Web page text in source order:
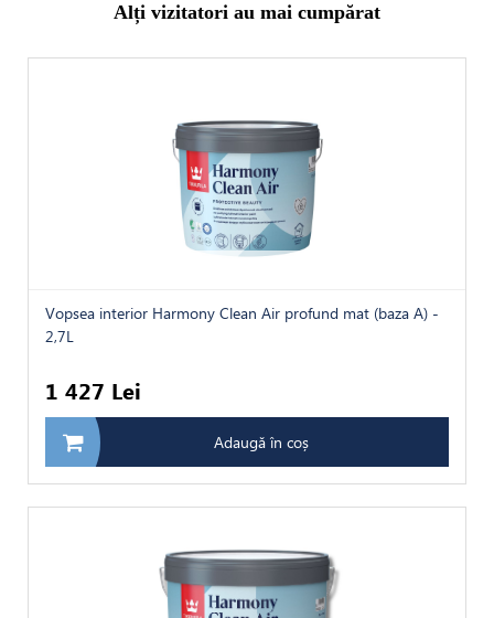
Alți vizitatori au mai cumpărat
Vopsea interior Harmony Clean Air profund mat (baza A) -
2,7L
1 427 Lei
Adaugă în coș